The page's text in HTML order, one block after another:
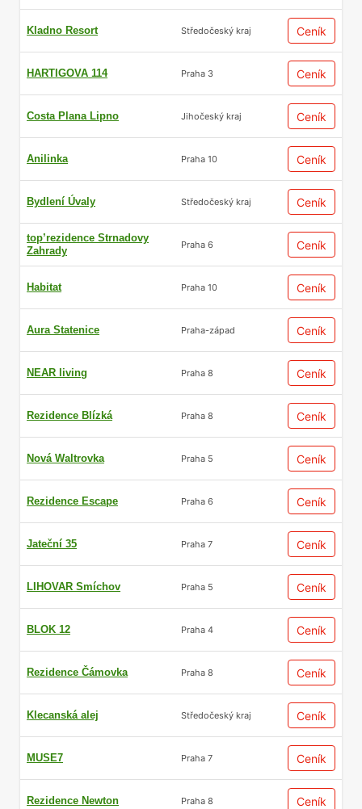
Kladno Resort Středočeský kraj Ceník
HARTIGOVA 114 Praha 3 Ceník
Costa Plana Lipno Jihočeský kraj Ceník
Anilinka Praha 10 Ceník
Bydlení Úvaly Středočeský kraj Ceník
top’rezidence Strnadovy
Zahrady
Praha 6 Ceník
Habitat Praha 10 Ceník
Aura Statenice Praha-západ Ceník
NEAR living Praha 8 Ceník
Rezidence Blízká Praha 8 Ceník
Nová Waltrovka Praha 5 Ceník
Rezidence Escape Praha 6 Ceník
Jateční 35 Praha 7 Ceník
LIHOVAR Smíchov Praha 5 Ceník
BLOK 12 Praha 4 Ceník
Rezidence Čámovka Praha 8 Ceník
Klecanská alej Středočeský kraj Ceník
MUSE7 Praha 7 Ceník
Rezidence Newton Praha 8 Ceník